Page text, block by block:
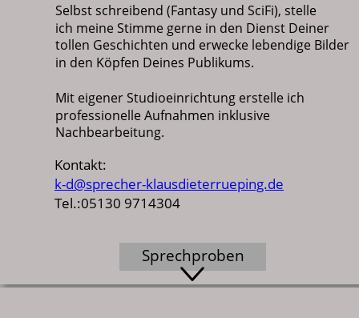
Selbst schreibend (Fantasy und SciFi), stelle
ich meine Stimme gerne in den Dienst Deiner
tollen Geschichten und erwecke lebendige Bilder
in den Köpfen Deines Publikums.
Mit eigener Studioeinrichtung erstelle ich
professionelle Aufnahmen inklusive
Nachbearbeitung.
Kontakt:
k-d@sprecher-klausdieterrueping.de
Tel.:05130 9714304
Sprechproben